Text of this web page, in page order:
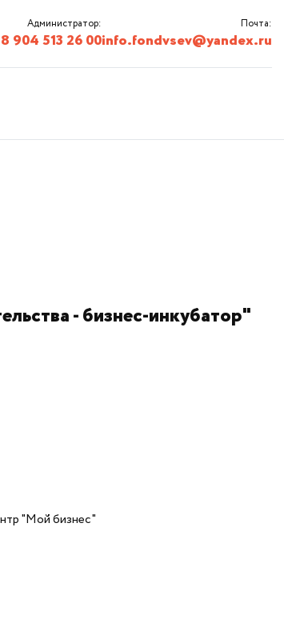
Администратор:
904 513 26 00
Почта:
info.fondvsev@yandex.ru
- бизнес-инкубатор"
"Мой бизнес"